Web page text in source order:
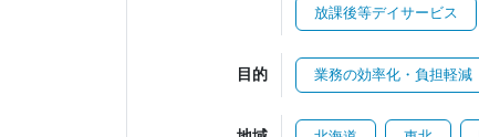
放課後等デイサービス
目的 業務の効率化・負担軽減